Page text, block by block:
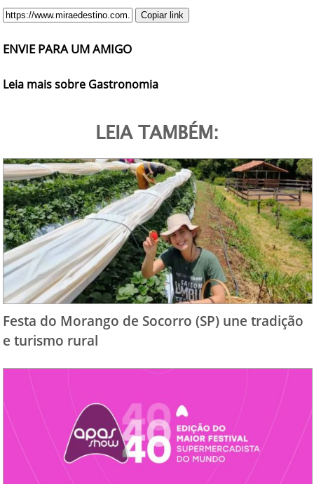
Copiar link
ENVIE PARA UM AMIGO
Leia mais sobre Gastronomia
LEIA TAMBÉM:
Festa do Morango de Socorro (SP) une tradição
e turismo rural